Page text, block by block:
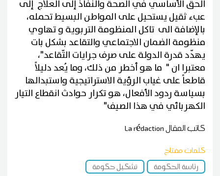
الحق الأساسي في الصحة والنفاذ إلى العلاج إلى
عبء ثقيل يستحيل على المواطن البسيط تحمله،
بالإضافة الى تاكل المنظومة التربوية و تهاوي
منظومة الضمان الاجتماعي والتقاعد بشكل بات
يهدّد قدرة الدولة على صرف جرايات التّقاعد"،
معتبرا ان " ما هو أخطر من ذلك، وما يُعد دليلاً
قاطعاً على غياب الرؤية الاستراتيجية واستبدالها
بسياسة ردود الأفعال، هو تكرار حوادث انقطاع التيار
الكهربائي في هذا الصيف"
كاتب المقالLa rédaction
كلمات مفتاح
رئاسة الحكومة
تشكيل حكومة